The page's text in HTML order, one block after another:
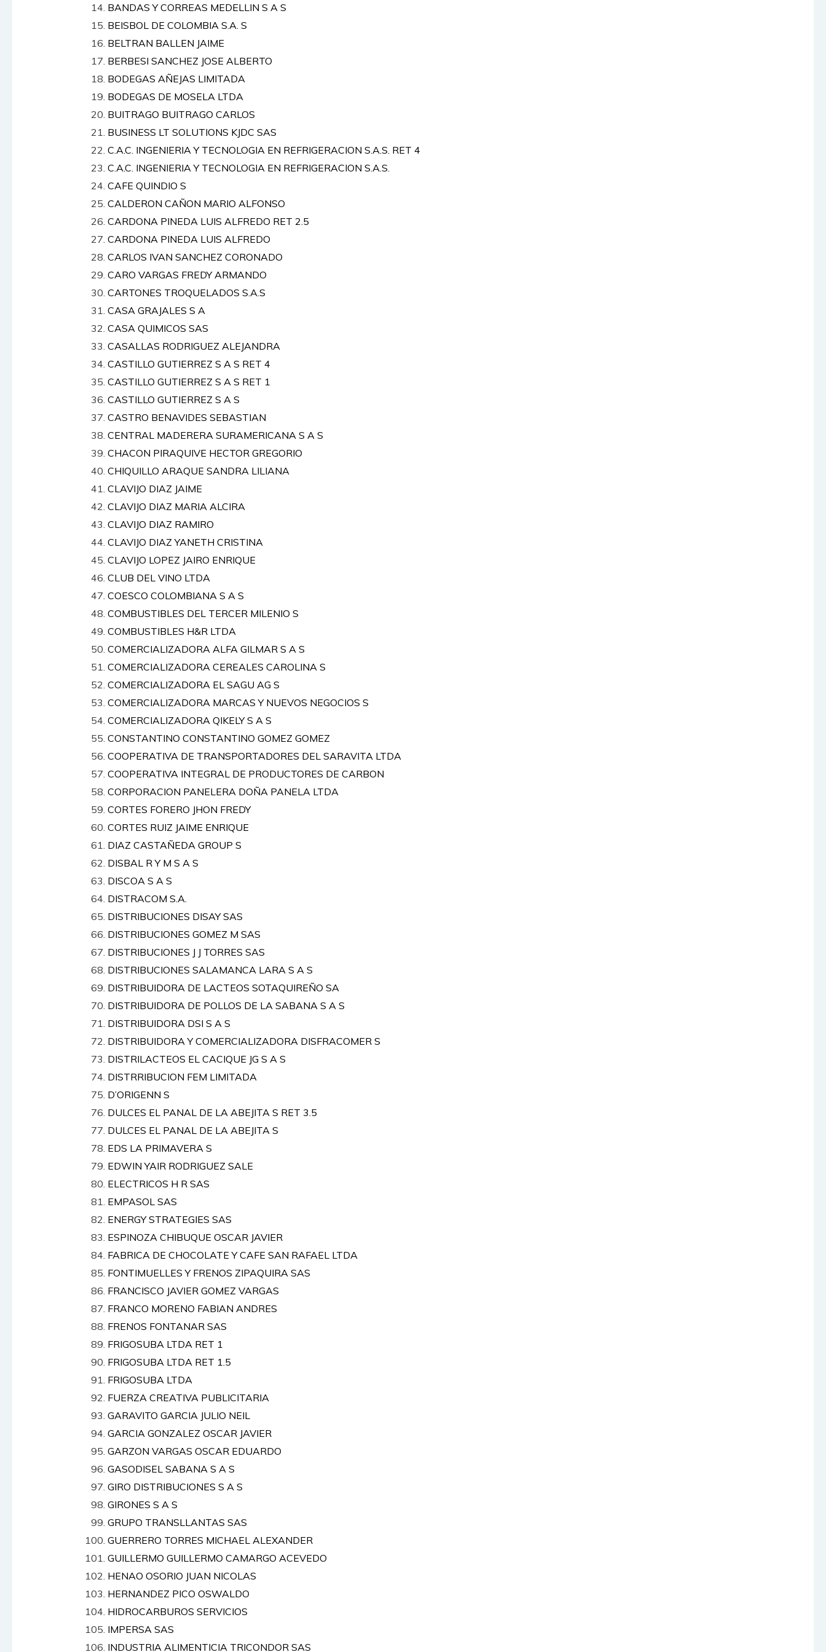
BANDAS Y CORREAS MEDELLIN S A S
BEISBOL DE COLOMBIA S.A. S
BELTRAN BALLEN JAIME
BERBESI SANCHEZ JOSE ALBERTO
BODEGAS AÑEJAS LIMITADA
BODEGAS DE MOSELA LTDA
BUITRAGO BUITRAGO CARLOS
BUSINESS LT SOLUTIONS KJDC SAS
C.A.C. INGENIERIA Y TECNOLOGIA EN REFRIGERACION S.A.S. RET 4
C.A.C. INGENIERIA Y TECNOLOGIA EN REFRIGERACION S.A.S.
CAFE QUINDIO S
CALDERON CAÑON MARIO ALFONSO
CARDONA PINEDA LUIS ALFREDO RET 2.5
CARDONA PINEDA LUIS ALFREDO
CARLOS IVAN SANCHEZ CORONADO
CARO VARGAS FREDY ARMANDO
CARTONES TROQUELADOS S.A.S
CASA GRAJALES S A
CASA QUIMICOS SAS
CASALLAS RODRIGUEZ ALEJANDRA
CASTILLO GUTIERREZ S A S RET 4
CASTILLO GUTIERREZ S A S RET 1
CASTILLO GUTIERREZ S A S
CASTRO BENAVIDES SEBASTIAN
CENTRAL MADERERA SURAMERICANA S A S
CHACON PIRAQUIVE HECTOR GREGORIO
CHIQUILLO ARAQUE SANDRA LILIANA
CLAVIJO DIAZ JAIME
CLAVIJO DIAZ MARIA ALCIRA
CLAVIJO DIAZ RAMIRO
CLAVIJO DIAZ YANETH CRISTINA
CLAVIJO LOPEZ JAIRO ENRIQUE
CLUB DEL VINO LTDA
COESCO COLOMBIANA S A S
COMBUSTIBLES DEL TERCER MILENIO S
COMBUSTIBLES H&R LTDA
COMERCIALIZADORA ALFA GILMAR S A S
COMERCIALIZADORA CEREALES CAROLINA S
COMERCIALIZADORA EL SAGU AG S
COMERCIALIZADORA MARCAS Y NUEVOS NEGOCIOS S
COMERCIALIZADORA QIKELY S A S
CONSTANTINO CONSTANTINO GOMEZ GOMEZ
COOPERATIVA DE TRANSPORTADORES DEL SARAVITA LTDA
COOPERATIVA INTEGRAL DE PRODUCTORES DE CARBON
CORPORACION PANELERA DOÑA PANELA LTDA
CORTES FORERO JHON FREDY
CORTES RUIZ JAIME ENRIQUE
DIAZ CASTAÑEDA GROUP S
DISBAL R Y M S A S
DISCOA S A S
DISTRACOM S.A.
DISTRIBUCIONES DISAY SAS
DISTRIBUCIONES GOMEZ M SAS
DISTRIBUCIONES J J TORRES SAS
DISTRIBUCIONES SALAMANCA LARA S A S
DISTRIBUIDORA DE LACTEOS SOTAQUIREÑO SA
DISTRIBUIDORA DE POLLOS DE LA SABANA S A S
DISTRIBUIDORA DSI S A S
DISTRIBUIDORA Y COMERCIALIZADORA DISFRACOMER S
DISTRILACTEOS EL CACIQUE JG S A S
DISTRRIBUCION FEM LIMITADA
D’ORIGENN S
DULCES EL PANAL DE LA ABEJITA S RET 3.5
DULCES EL PANAL DE LA ABEJITA S
EDS LA PRIMAVERA S
EDWIN YAIR RODRIGUEZ SALE
ELECTRICOS H R SAS
EMPASOL SAS
ENERGY STRATEGIES SAS
ESPINOZA CHIBUQUE OSCAR JAVIER
FABRICA DE CHOCOLATE Y CAFE SAN RAFAEL LTDA
FONTIMUELLES Y FRENOS ZIPAQUIRA SAS
FRANCISCO JAVIER GOMEZ VARGAS
FRANCO MORENO FABIAN ANDRES
FRENOS FONTANAR SAS
FRIGOSUBA LTDA RET 1
FRIGOSUBA LTDA RET 1.5
FRIGOSUBA LTDA
FUERZA CREATIVA PUBLICITARIA
GARAVITO GARCIA JULIO NEIL
GARCIA GONZALEZ OSCAR JAVIER
GARZON VARGAS OSCAR EDUARDO
GASODISEL SABANA S A S
GIRO DISTRIBUCIONES S A S
GIRONES S A S
GRUPO TRANSLLANTAS SAS
GUERRERO TORRES MICHAEL ALEXANDER
GUILLERMO GUILLERMO CAMARGO ACEVEDO
HENAO OSORIO JUAN NICOLAS
HERNANDEZ PICO OSWALDO
HIDROCARBUROS SERVICIOS
IMPERSA SAS
INDUSTRIA ALIMENTICIA TRICONDOR SAS